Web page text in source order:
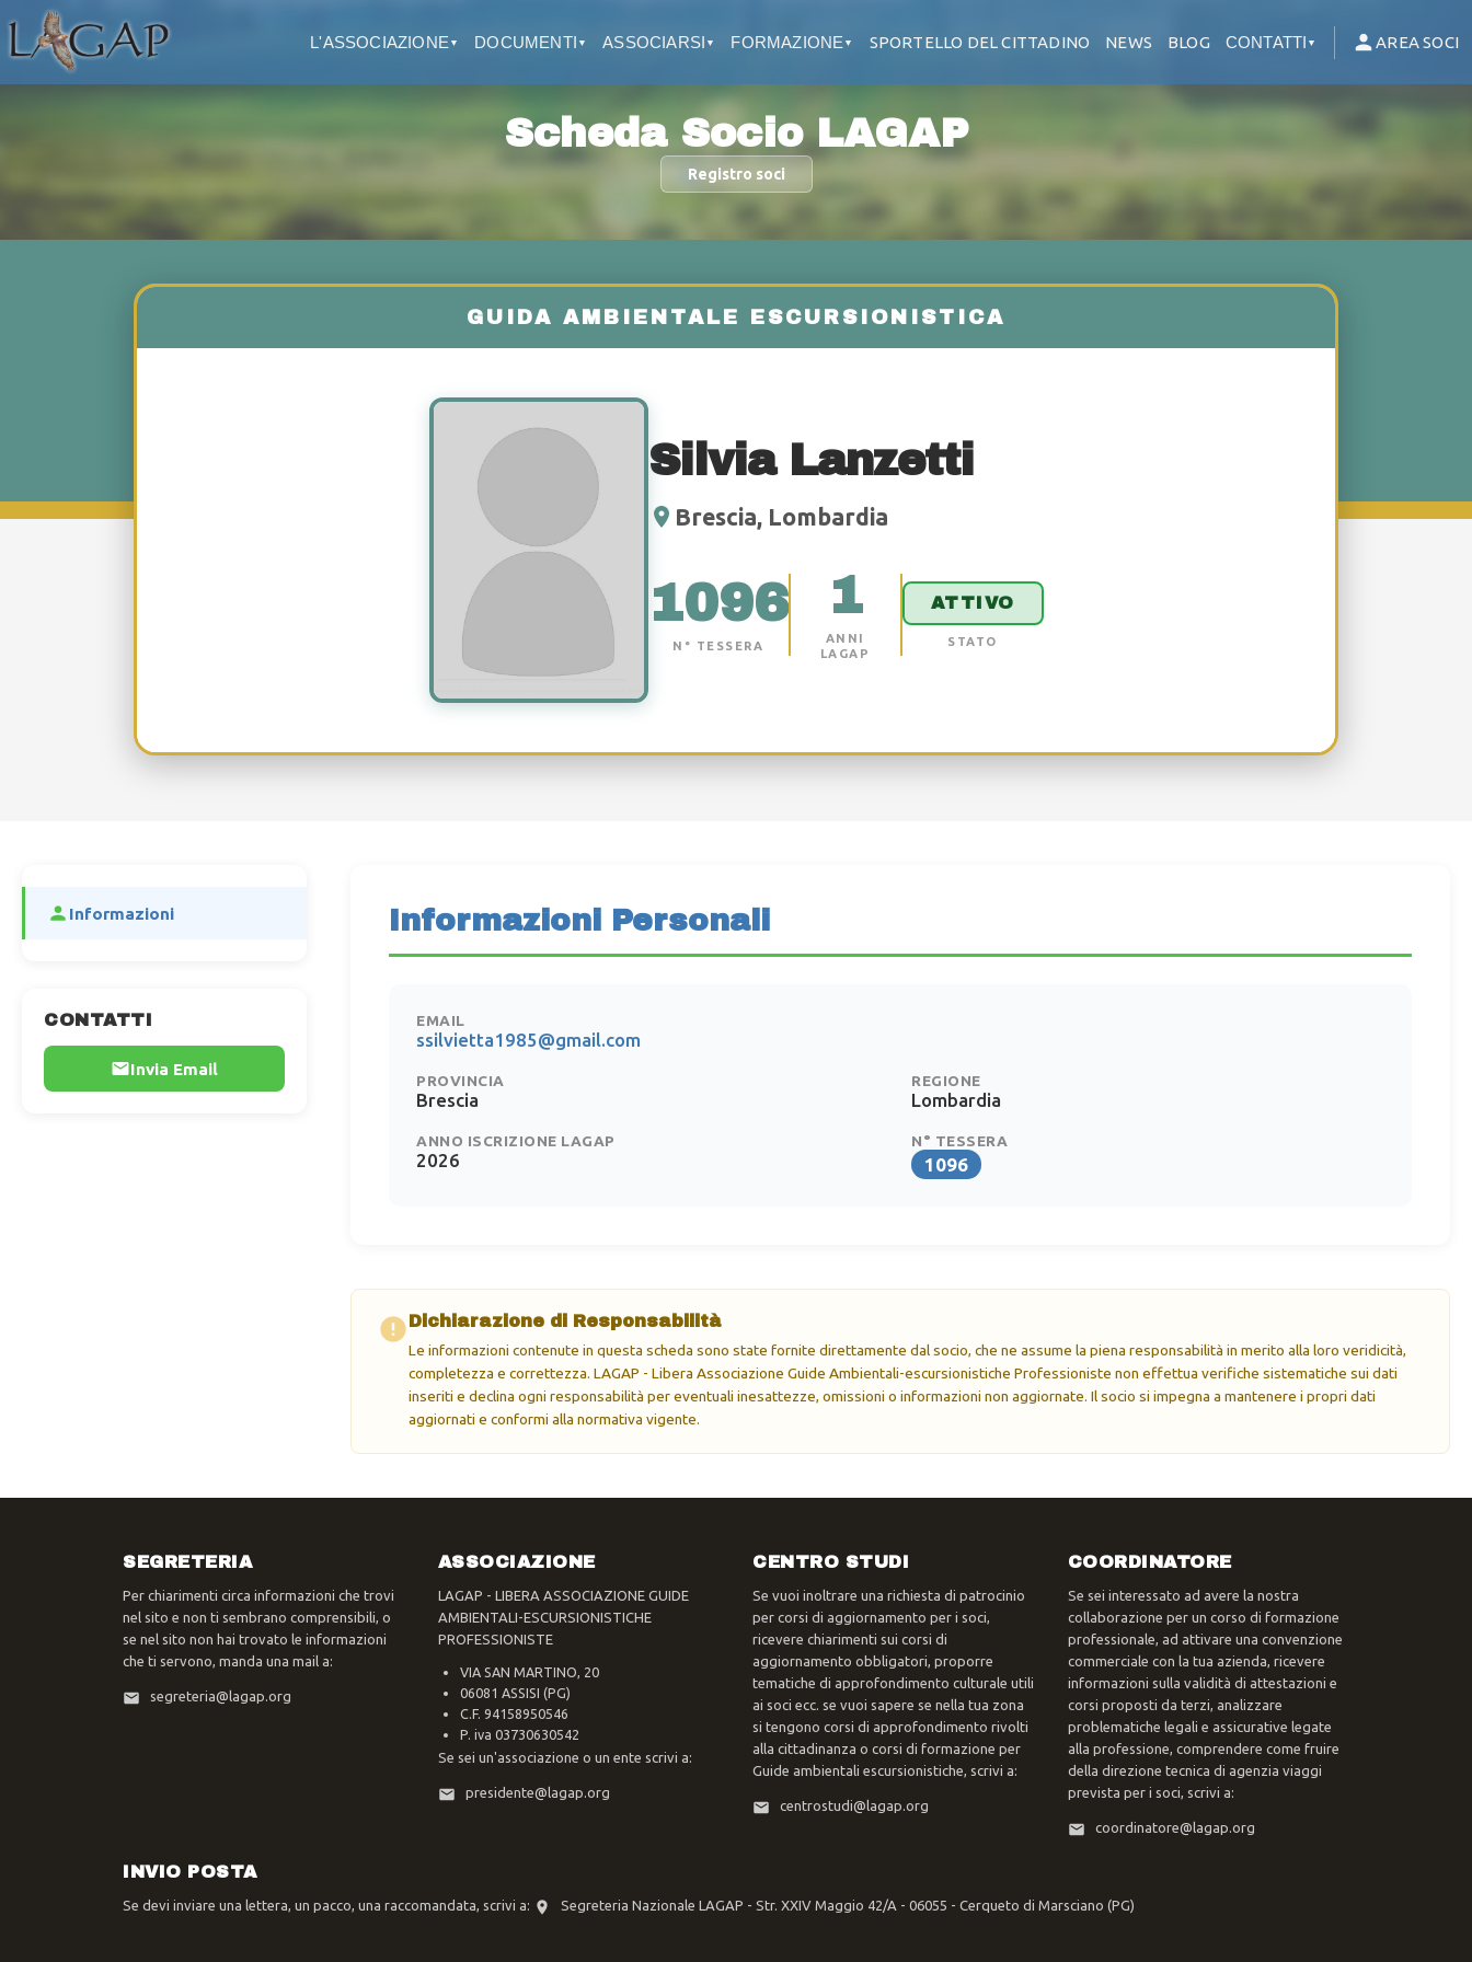
L'ASSOCIAZIONE ▼ DOCUMENTI ▼ ASSOCIARSI ▼ FORMAZIONE ▼ SPORTELLO DEL CITTADINO NEWS BLOG CONTATTI ▼ AREA SOCI
Scheda Socio LAGAP
Registro soci
Silvia Lanzetti
Brescia, Lombardia
1096
N° TESSERA
1
ANNI
LAGAP
ATTIVO
STATO
Informazioni
CONTATTI
Invia Email
Informazioni Personali
EMAIL
ssilvietta1985@gmail.com
PROVINCIA
Brescia
REGIONE
Lombardia
ANNO ISCRIZIONE LAGAP
2026
N° TESSERA
1096
Dichiarazione di Responsabilità
Le informazioni contenute in questa scheda sono state fornite direttamente dal socio, che ne assume la piena responsabilità in merito alla loro veridicità,
completezza e correttezza. LAGAP - Libera Associazione Guide Ambientali-escursionistiche Professioniste non effettua verifiche sistematiche sui dati
inseriti e declina ogni responsabilità per eventuali inesattezze, omissioni o informazioni non aggiornate. Il socio si impegna a mantenere i propri dati
aggiornati e conformi alla normativa vigente.
SEGRETERIA
Per chiarimenti circa informazioni che trovi
nel sito e non ti sembrano comprensibili, o
se nel sito non hai trovato le informazioni
che ti servono, manda una mail a:
segreteria@lagap.org
ASSOCIAZIONE
LAGAP - LIBERA ASSOCIAZIONE GUIDE
AMBIENTALI-ESCURSIONISTICHE
PROFESSIONISTE
VIA SAN MARTINO, 20
06081 ASSISI (PG)
C.F. 94158950546
P. iva 03730630542
Se sei un'associazione o un ente scrivi a:
presidente@lagap.org
CENTRO STUDI
Se vuoi inoltrare una richiesta di patrocinio
per corsi di aggiornamento per i soci,
ricevere chiarimenti sui corsi di
aggiornamento obbligatori, proporre
tematiche di approfondimento culturale utili
ai soci ecc. se vuoi sapere se nella tua zona
si tengono corsi di approfondimento rivolti
alla cittadinanza o corsi di formazione per
Guide ambientali escursionistiche, scrivi a:
centrostudi@lagap.org
COORDINATORE
Se sei interessato ad avere la nostra
collaborazione per un corso di formazione
professionale, ad attivare una convenzione
commerciale con la tua azienda, ricevere
informazioni sulla validità di attestazioni e
corsi proposti da terzi, analizzare
problematiche legali e assicurative legate
alla professione, comprendere come fruire
della direzione tecnica di agenzia viaggi
prevista per i soci, scrivi a:
coordinatore@lagap.org
INVIO POSTA
Se devi inviare una lettera, un pacco, una raccomandata, scrivi a: Segreteria Nazionale LAGAP - Str. XXIV Maggio 42/A - 06055 - Cerqueto di Marsciano (PG)